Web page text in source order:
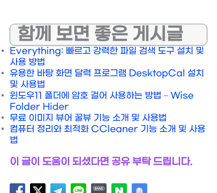
함께 보면 좋은 게시글
Everything: 빠르고 강력한 파일 검색 도구 설치 및
사용 방법
유용한 바탕 화면 달력 프로그램 DesktopCal 설치
및 사용법
윈도우11 폴더에 암호 걸어 사용하는 방법 – Wise
Folder Hider
무료 이미지 뷰어 꿀뷰 기능 소개 및 사용법
컴퓨터 정리와 최적화 CCleaner 기능 소개 및 사용
법
이 글이 도움이 되셨다면 공유 부탁 드립니다.